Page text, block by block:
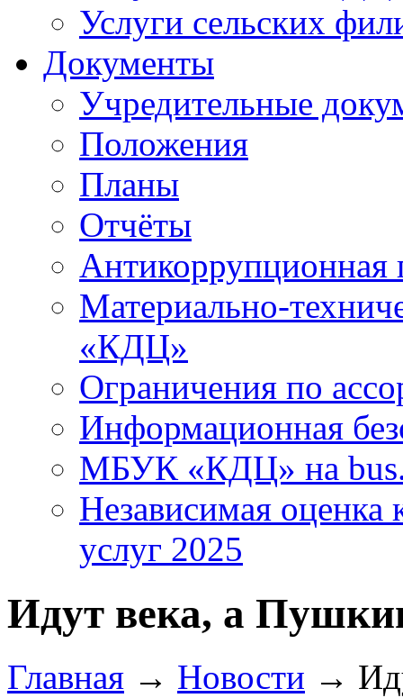
Услуги сельских
Документы
Учредительные
Положения
Планы
Отчёты
Антикоррупционная
Материально-
«КДЦ»
Ограничения по
Информационная
МБУК «КДЦ» на
Независимая оценка
услуг 2025
Идут века, а
Главная → Новости →